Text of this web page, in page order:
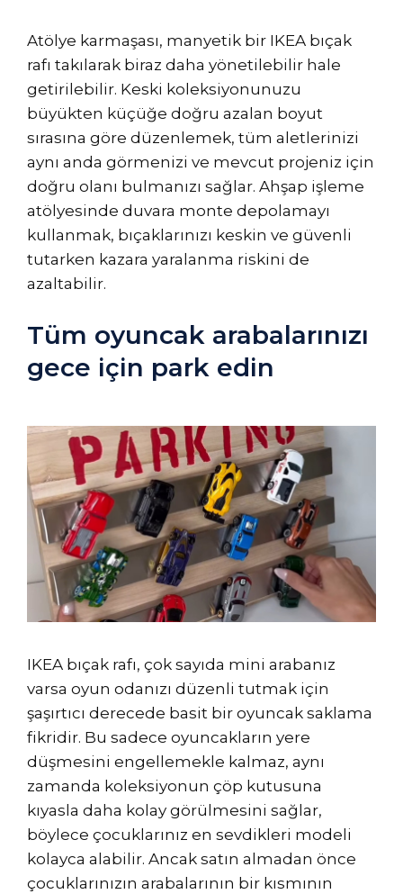
Atölye karmaşası, manyetik bir IKEA bıçak
rafı takılarak biraz daha yönetilebilir hale
getirilebilir. Keski koleksiyonunuzu
büyükten küçüğe doğru azalan boyut
sırasına göre düzenlemek, tüm aletlerinizi
aynı anda görmenizi ve mevcut projeniz için
doğru olanı bulmanızı sağlar. Ahşap işleme
atölyesinde duvara monte depolamayı
kullanmak, bıçaklarınızı keskin ve güvenli
tutarken kazara yaralanma riskini de
azaltabilir.
Tüm oyuncak arabalarınızı
gece için park edin
IKEA bıçak rafı, çok sayıda mini arabanız
varsa oyun odanızı düzenli tutmak için
şaşırtıcı derecede basit bir oyuncak saklama
fikridir. Bu sadece oyuncakların yere
düşmesini engellemekle kalmaz, aynı
zamanda koleksiyonun çöp kutusuna
kıyasla daha kolay görülmesini sağlar,
böylece çocuklarınız en sevdikleri modeli
kolayca alabilir. Ancak satın almadan önce
çocuklarınızın arabalarının bir kısmının